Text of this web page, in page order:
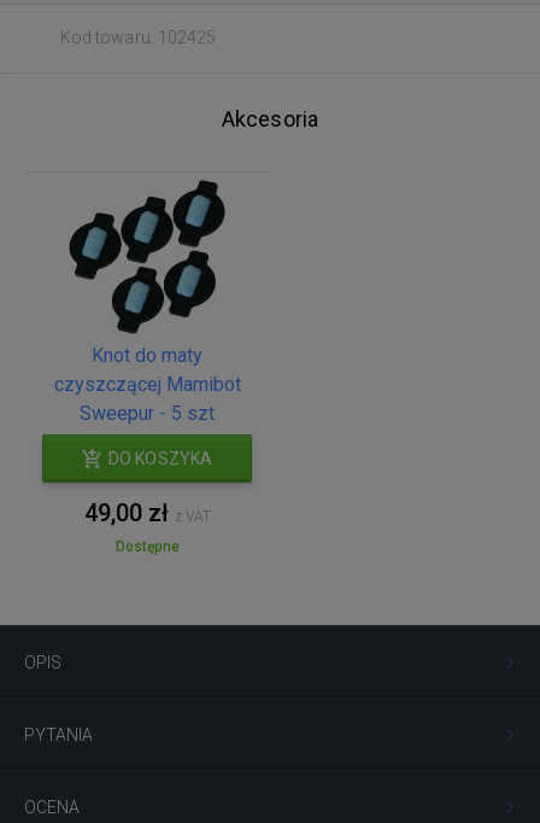
Kod towaru: 102425
Akcesoria
Knot do maty
czyszczącej Mamibot
Sweepur - 5 szt
DO KOSZYKA
49,00 zł z VAT
Dostępne
OPIS
PYTANIA
OCENA